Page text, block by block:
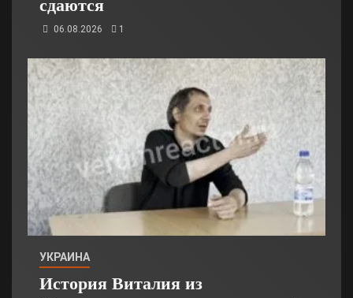
сдаются
06.08.2026 1
УКРАИНА
История Виталия из